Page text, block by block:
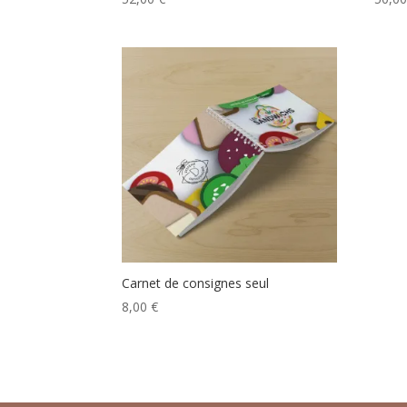
Carnet de consignes seul
8,00€